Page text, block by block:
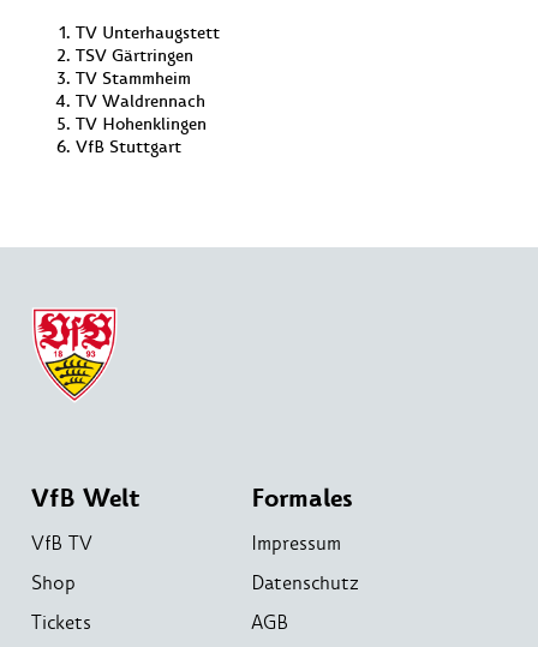
TV Unterhaugstett
TSV Gärtringen
TV Stammheim
TV Waldrennach
TV Hohenklingen
VfB Stuttgart
VfB Welt
VfB TV
Shop
Tickets
Formales
Impressum
Datenschutz
AGB